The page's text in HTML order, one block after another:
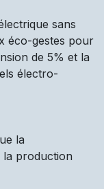
sans
éco-gestes pour
de 5% et la
électro-
la
la production